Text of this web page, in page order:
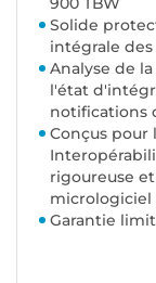
Solide
intégrale
Analyse de
l'état
notifications
Conçus pour
rigoureuse
micrologiciel
Garantie